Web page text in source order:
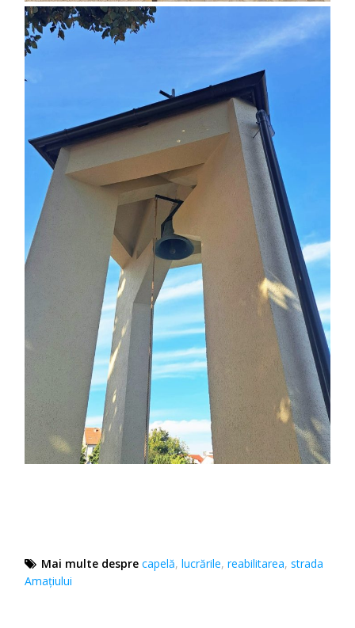
Mai multe despre capelă,lucrările,reabilitarea,strada
Amațiului